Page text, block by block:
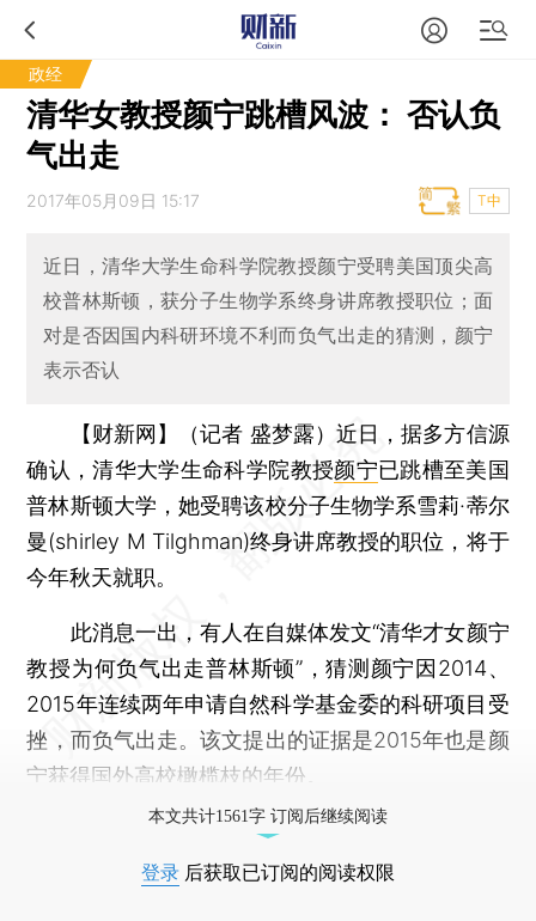
政经
清华女教授颜宁跳槽风波： 否认负
气出走
2017年05月09日 15:17 T中
近日，清华大学生命科学院教授颜宁受聘美国顶尖高
校普林斯顿，获分子生物学系终身讲席教授职位；面
对是否因国内科研环境不利而负气出走的猜测，颜宁
表示否认
【财新网】（记者 盛梦露） 近日，据多方信源
确认，清华大学生命科学院教授颜宁已跳槽至美国
普林斯顿大学，她受聘该校分子生物学系雪莉·蒂尔
曼(shirley M Tilghman)终身讲席教授的职位，将于
今年秋天就职。
此消息一出，有人在自媒体发文“清华才女颜宁
教授为何负气出走普林斯顿”，猜测颜宁因2014、
2015年连续两年申请自然科学基金委的科研项目受
挫，而负气出走。该文提出的证据是2015年也是颜
宁获得国外高校橄榄枝的年份。
本文共计1561字 订阅后继续阅读
登录 后获取已订阅的阅读权限